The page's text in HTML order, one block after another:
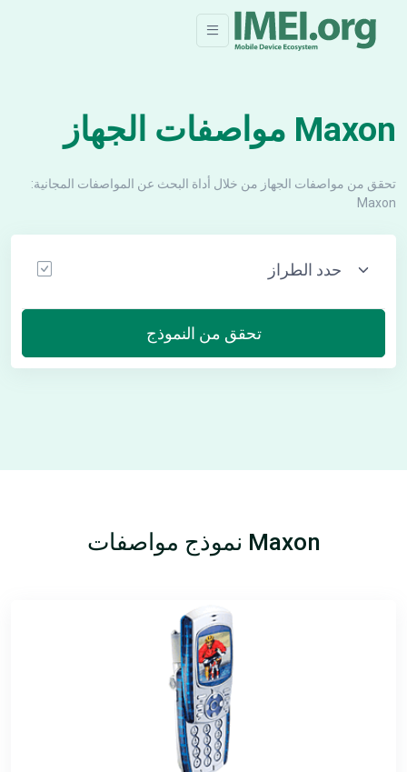
Maxon مواصفات الجهاز
تحقق من مواصفات الجهاز من خلال أداة البحث عن المواصفات المجانية:
Maxon
تحقق من النموذج
Maxon نموذج مواصفات